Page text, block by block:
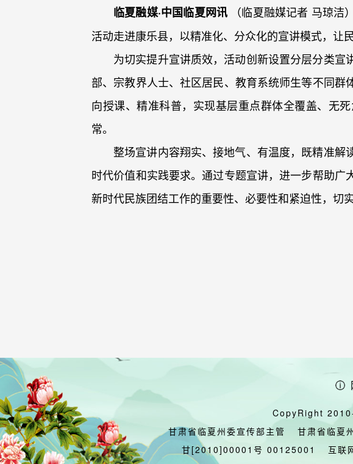
临夏融媒·中国临夏网讯 （临夏融媒记者 马琼
活动走进康乐县，以精准化、分众化的宣讲模式，让
为切实提升宣讲质效，活动创新设置分层分类
部、宗教界人士、社区居民、教育系统师生等不同
向授课、精准科普，实现基层重点群体全覆盖、无
常。
整场宣讲内容翔实、接地气、有温度，既精准
时代价值和实践要求。通过专题宣讲，进一步帮助
新时代民族团结工作的重要性、必要性和紧迫性，切
CopyRight
甘肃省临夏州委宣传部主管
甘肃省临夏
甘[2010]00001号 00125001
互联